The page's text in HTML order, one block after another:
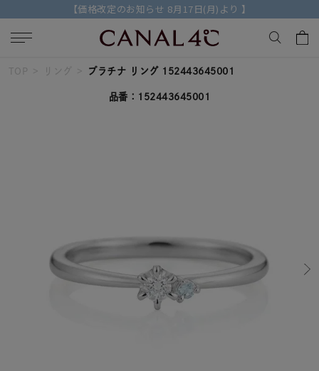
【価格改定のお知らせ 8月17日(月)より 】
キーワードで検索する
ブランド Canal４℃
TOP リング プラチナ リング 152443645001
品番：152443645001